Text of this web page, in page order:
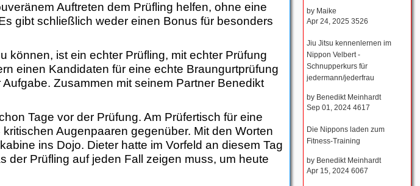
Auftreten dem Prüfling helfen, ohne eine
gibt schließlich weder einen Bonus für besonders
können, ist ein echter Prüfling, mit echter Prüfung
einen Kandidaten für eine echte Braungurtprüfung
Zusammen mit seinem Partner Benedikt
Tage vor der Prüfung. Am Prüfertisch für eine
Augenpaaren gegenüber. Mit den Worten
ins Dojo. Dieter hatte im Vorfeld an diesem Tag
der Prüfling auf jeden Fall zeigen muss, um heute
by Maike
Apr 24, 2025 3526
Jiu Jitsu kennenlernen im
Nippon Velbert -
Schnupperkurs für
jedermann/jederfrau
by Benedikt Meinhardt
Sep 01, 2024 4617
Die Nippons laden zum
Fitness-Training
by Benedikt Meinhardt
Apr 15, 2024 6067